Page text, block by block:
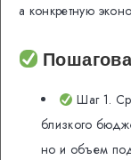
а конкретную
Шаг 1.
близкого
но и объем